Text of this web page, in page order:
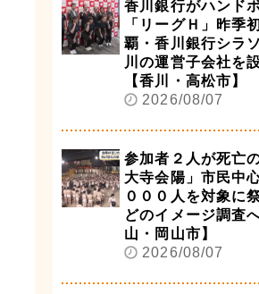
香川銀行がハンド
「リーグＨ」昨季
覇・香川銀行シラ
川の運営子会社を
【香川・高松市】
2026/08/07
参加者２人が死亡
大寺会陽」市民中
０００人を対象に
どのイメージ調査
山・岡山市】
2026/08/07